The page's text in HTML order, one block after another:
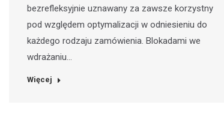
bezrefleksyjnie uznawany za zawsze korzystny
pod względem optymalizacji w odniesieniu do
każdego rodzaju zamówienia. Blokadami we
wdrażaniu…
Więcej